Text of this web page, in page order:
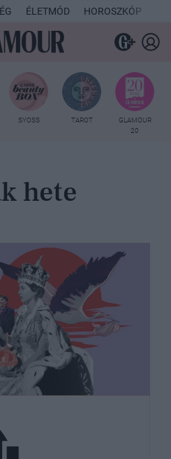
ÉLETMÓD HOROSZKÓP
SYOSS TAROT
GLAMOUR
20
hete